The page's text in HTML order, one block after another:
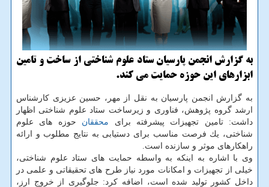
به گزارش انجمن پارسیان ستاد علوم شناختی از ساخت و تامین
ابزارهای این حوزه حمایت می كند.
به گزارش انجمن پارسیان به نقل از مهر، حسین عزیزی كارشناس
ارشد گروه پژوهش، فناوری و زیرساخت ستاد علوم شناختی اظهار
داشت: تامین تجهیزات پیشرفته برای محققان حوزه های علوم
شناختی، یك فرصت مناسب برای دستیابی به نتایج مطلوب و ارائه
راهكارهای موثر و سازنده است.
وی با اشاره به اینكه به واسطه حمایت های ستاد علوم شناختی،
خیلی از تجهیزات و امكانات مورد نیاز طرح های تحقیقاتی و علمی در
داخل كشور تولید شده است، اضافه كرد: جلوگیری از خروج ارز،